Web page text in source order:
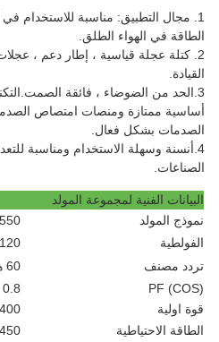
1. مجال التطبيق: مناسبة للاستخدام
الطاقة في الهواء الطلق.
2. كتلة عجلة قياسية ، إطار دعم ،
القيادة.
3. الحد من الضوضاء ، فائقة الصمت
أساسية ممتازة ومنصات امتصاص
الصدمات بشكل فعال.
4. أنسنة وسهلة الاستخدام ومناسبة
الصناعات.
البيانات الفنية لمجموعة المولد
نموذج المولد
الفولطية
208/
تردد مصنف
60 هرتز
PF (COS)
0.8
قوة اولية
400 كيلو واط
الطاقة الاحتياطية
450 كيلو واط